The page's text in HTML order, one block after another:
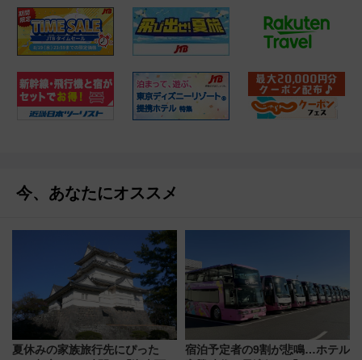
今、あなたにオススメ
夏休みの家族旅行先にぴった
宿泊予定者の9割が悲鳴…ホテル